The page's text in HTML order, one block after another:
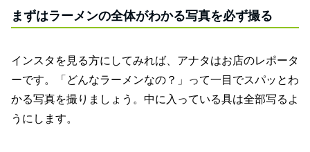
まずはラーメンの全体がわかる写真を必ず撮る
インスタを見る方にしてみれば、アナタはお店のレポータ
ーです。「どんなラーメンなの？」って一目でスパッとわ
かる写真を撮りましょう。中に入っている具は全部写るよ
うにします。